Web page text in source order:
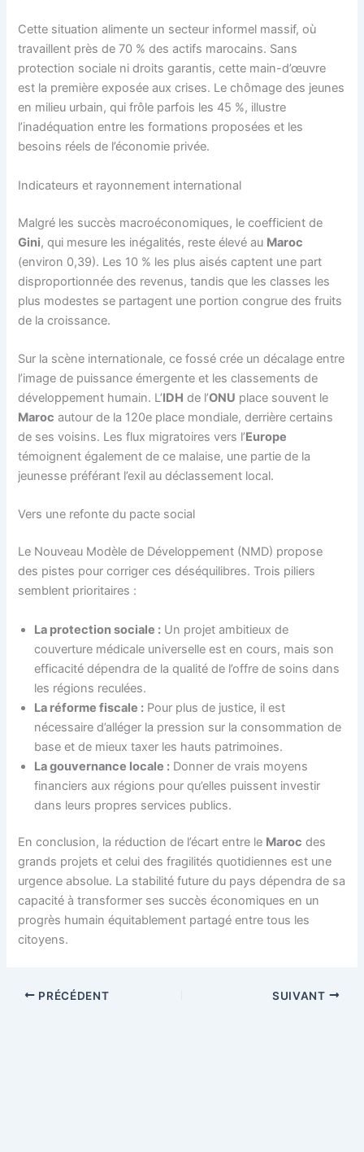
Cette situation alimente un secteur informel massif, où
travaillent près de 70 % des actifs marocains. Sans
protection sociale ni droits garantis, cette main-d’œuvre
est la première exposée aux crises. Le chômage des jeunes
en milieu urbain, qui frôle parfois les 45 %, illustre
l’inadéquation entre les formations proposées et les
besoins réels de l’économie privée.
Indicateurs et rayonnement international
Malgré les succès macroéconomiques, le coefficient de
Gini, qui mesure les inégalités, reste élevé au Maroc
(environ 0,39). Les 10 % les plus aisés captent une part
disproportionnée des revenus, tandis que les classes les
plus modestes se partagent une portion congrue des fruits
de la croissance.
Sur la scène internationale, ce fossé crée un décalage entre
l’image de puissance émergente et les classements de
développement humain. L’IDH de l’ONU place souvent le
Maroc autour de la 120e place mondiale, derrière certains
de ses voisins. Les flux migratoires vers l’Europe
témoignent également de ce malaise, une partie de la
jeunesse préférant l’exil au déclassement local.
Vers une refonte du pacte social
Le Nouveau Modèle de Développement (NMD) propose
des pistes pour corriger ces déséquilibres. Trois piliers
semblent prioritaires :
La protection sociale : Un projet ambitieux de
couverture médicale universelle est en cours, mais son
efficacité dépendra de la qualité de l’offre de soins dans
les régions reculées.
La réforme fiscale : Pour plus de justice, il est
nécessaire d’alléger la pression sur la consommation de
base et de mieux taxer les hauts patrimoines.
La gouvernance locale : Donner de vrais moyens
financiers aux régions pour qu’elles puissent investir
dans leurs propres services publics.
En conclusion, la réduction de l’écart entre le Maroc des
grands projets et celui des fragilités quotidiennes est une
urgence absolue. La stabilité future du pays dépendra de sa
capacité à transformer ses succès économiques en un
progrès humain équitablement partagé entre tous les
citoyens.
PRÉCÉDENT SUIVANT